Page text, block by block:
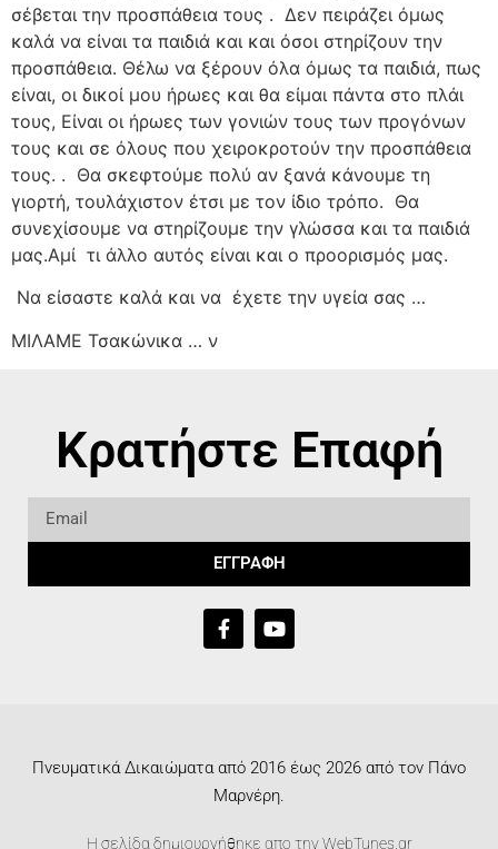
σέβεται την προσπάθεια τους . Δεν πειράζει όμως
καλά να είναι τα παιδιά και και όσοι στηρίζουν την
προσπάθεια. Θέλω να ξέρουν όλα όμως τα παιδιά, πως
είναι, οι δικοί μου ήρωες και θα είμαι πάντα στο πλάι
τους, Είναι οι ήρωες των γονιών τους των προγόνων
τους και σε όλους που χειροκροτούν την προσπάθεια
τους. . Θα σκεφτούμε πολύ αν ξανά κάνουμε τη
γιορτή, τουλάχιστον έτσι με τον ίδιο τρόπο. Θα
συνεχίσουμε να στηρίζουμε την γλώσσα και τα παιδιά
μας.Αμί τι άλλο αυτός είναι και ο προορισμός μας.
Να είσαστε καλά και να έχετε την υγεία σας …
ΜΙΛΑΜΕ Τσακώνικα … ν
Κρατήστε Επαφή
ΕΓΓΡΑΦΗ
Πνευματικά Δικαιώματα από 2016 έως 2026 από τον Πάνο
Μαρνέρη.
Η σελίδα δημιουργήθηκε απο τηνWebTunes.gr